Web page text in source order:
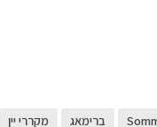
ברימאג מקררי יין